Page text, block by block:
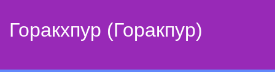
Горакхпур (Горакпур)